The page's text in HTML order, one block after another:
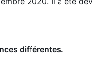
différentes.